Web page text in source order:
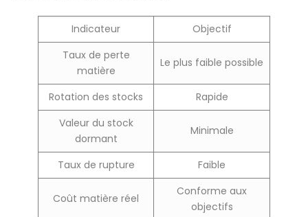
Indicateur
Objectif
Taux de perte
matière
Le plus faible possible
Rotation des stocks
Rapide
Valeur du stock
dormant
Minimale
Taux de rupture Faible
Coût matière réel
Conforme aux
objectifs